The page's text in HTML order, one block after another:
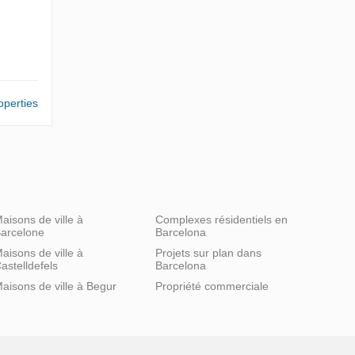
de ville à
de ville à
de ville à Begur
Complexes résidentiels en
Barcelona
Projets sur plan dans
Barcelona
Propriété commerciale